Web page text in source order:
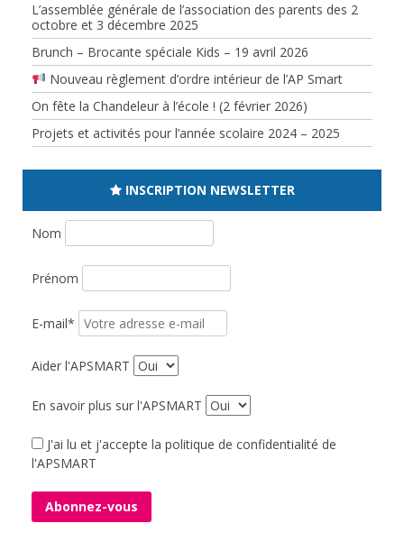
L’assemblée générale de l’association des parents des 2
octobre et 3 décembre 2025
Brunch – Brocante spéciale Kids – 19 avril 2026
Nouveau règlement d’ordre intérieur de l’AP Smart
On fête la Chandeleur à l’école ! (2 février 2026)
Projets et activités pour l’année scolaire 2024 – 2025
INSCRIPTION NEWSLETTER
Nom
Prénom
E-mail*
Aider l'APSMART
En savoir plus sur l'APSMART
J'ai lu et j'accepte la politique de confidentialité de
l'APSMART